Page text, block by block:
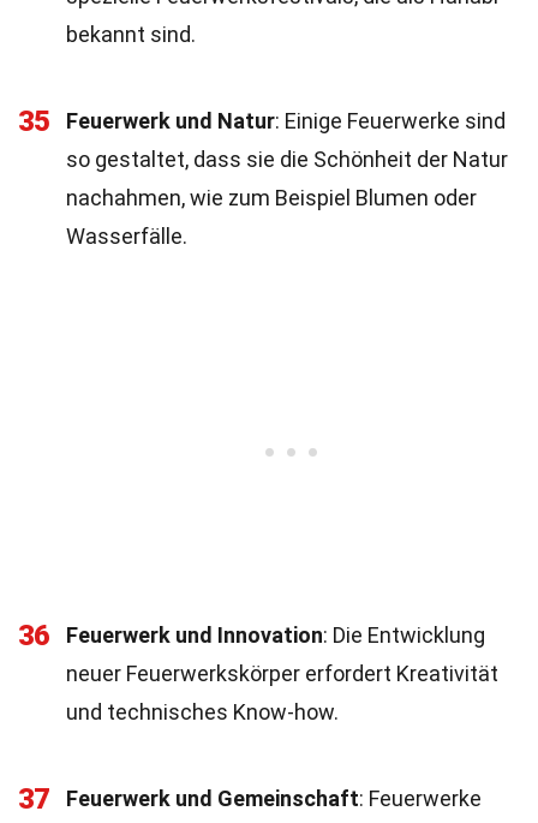
bekannt sind.
35 Feuerwerk und Natur: Einige Feuerwerke sind
so gestaltet, dass sie die Schönheit der Natur
nachahmen, wie zum Beispiel Blumen oder
Wasserfälle.
36 Feuerwerk und Innovation: Die Entwicklung
neuer Feuerwerkskörper erfordert Kreativität
und technisches Know-how.
37 Feuerwerk und Gemeinschaft: Feuerwerke